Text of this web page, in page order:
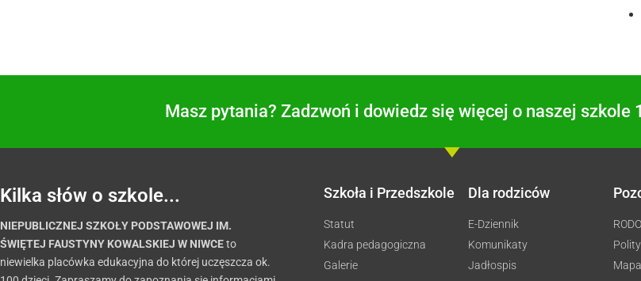
Masz pytania? Zadzwoń i dowiedz się więcej o naszej szkole
Kilka słów o szkole...
NIEPUBLICZNEJ SZKOŁY PODSTAWOWEJ IM.
ŚWIĘTEJ FAUSTYNY KOWALSKIEJ W NIWCEto
niewielka placówka edukacyjna do której uczęszcza ok.
Szkoła i Przedszkole
Statut
Kadra pedagogiczna
Galerie
Dla rodziców
E-Dziennik
Komunikaty
Jadłospis
RODO